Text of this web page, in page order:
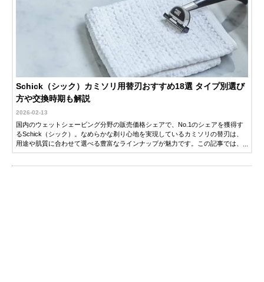
Schick（シック）カミソリ用替刃おすすめ18選 タイプ別選び
方や交換時期も解説
2026-02-13
国内のウェットシェービング分野の販売価格シェアで、No.1のシェアを獲得す
るSchick（シック）。なめらかな剃り心地を実現しているカミソリの替刃は、
用途や肌質に合わせて選べる豊富なラインナップが魅力です。この記事では、